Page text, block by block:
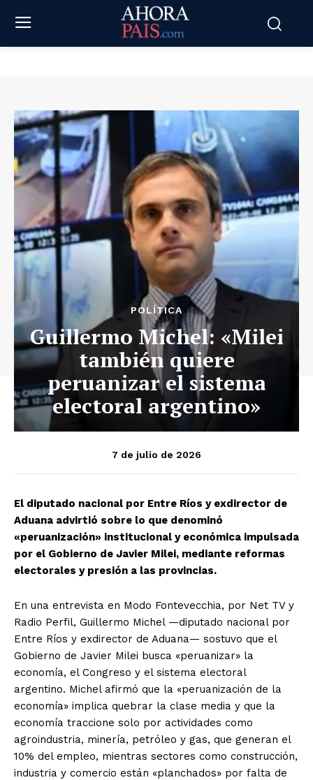
POLÍTICA
Guillermo Michel: «Milei
también quiere
peruanizar el sistema
electoral argentino»
7 de julio de 2026
El diputado nacional por Entre Ríos y exdirector de
Aduana advirtió sobre lo que denominó
«peruanización» institucional y económica impulsada
por el Gobierno de Javier Milei, mediante reformas
electorales y presión a las provincias.
En una entrevista en Modo Fontevecchia, por Net TV y
Radio Perfil, Guillermo Michel —diputado nacional por
Entre Ríos y exdirector de Aduana— sostuvo que el
Gobierno de Javier Milei busca «peruanizar» la
economía, el Congreso y el sistema electoral
argentino. Michel afirmó que la «peruanización de la
economía» implica quebrar la clase media y que la
economía traccione solo por actividades como
agroindustria, minería, petróleo y gas, que generan el
10% del empleo, mientras sectores como construcción,
industria y comercio están «planchados» por falta de